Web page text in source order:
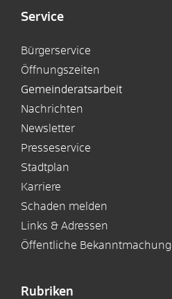
Service
Bürgerservice
Öffnungszeiten
Gemeinderatsarbeit
Nachrichten
Newsletter
Presseservice
Stadtplan
Karriere
Schaden melden
Links & Adressen
Öffentliche
Rubriken